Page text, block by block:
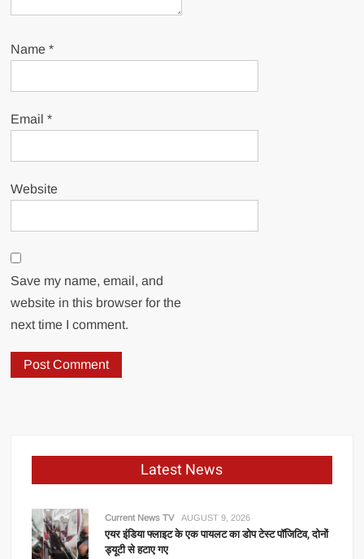
Name*
Email*
Website
Save my name, email, and
website in this browser for the
next time I comment.
Latest News
Current News TV AUGUST 9, 2026
एयर इंडिया फ्लाइट के एक पायलट का डोप टेस्ट पॉजिटिव, दोनों
ड्यूटी से हटाए गए